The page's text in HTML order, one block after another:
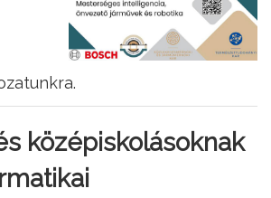
középiskolásoknak